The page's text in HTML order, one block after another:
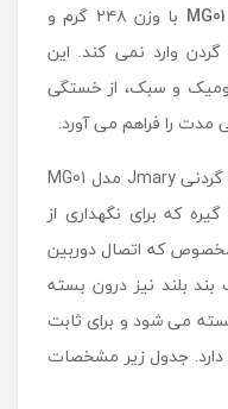
با وزن ۲۴۸ گرم و
به گردن وارد نمی کند. این
و سبک، از خستگی
مدت را فراهم می آورد.
اقلام مورد نیاز برای استفاده از هولدر گردنی Jmary مدل MG01
که برای نگهداری از
که اتصال دوربین
بلند نیز درون بسته
می شود و برای ثابت
دارد. جدول زیر مشخصات